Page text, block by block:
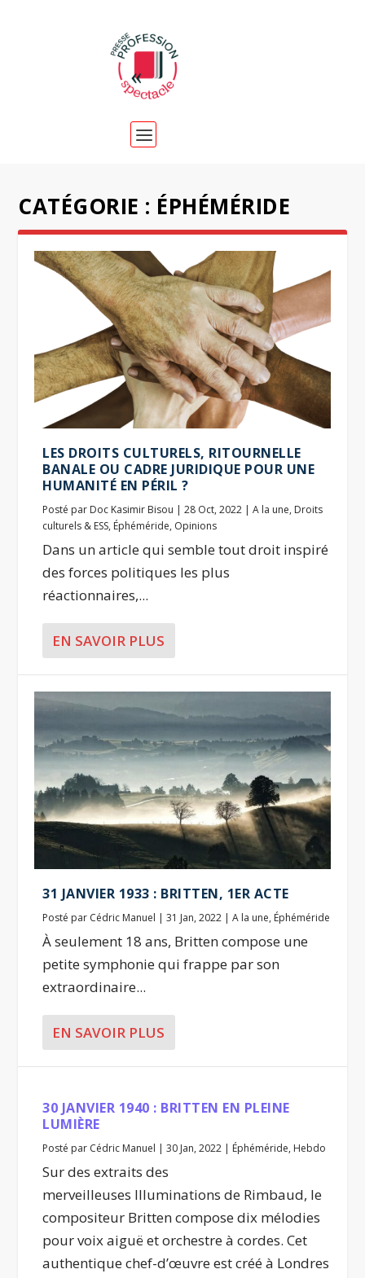
CATÉGORIE : ÉPHÉMÉRIDE
LES DROITS CULTURELS, RITOURNELLE
BANALE OU CADRE JURIDIQUE POUR UNE
HUMANITÉ EN PÉRIL ?
Posté par Doc Kasimir Bisou |28 Oct, 2022 |A la une, Droits
culturels & ESS, Éphéméride, Opinions
Dans un article qui semble tout droit inspiré
des forces politiques les plus
réactionnaires,...
EN SAVOIR PLUS
31 JANVIER 1933 : BRITTEN, 1ER ACTE
Posté par Cédric Manuel |31 Jan, 2022 |A la une, Éphéméride
À seulement 18 ans, Britten compose une
petite symphonie qui frappe par son
extraordinaire...
EN SAVOIR PLUS
30 JANVIER 1940 : BRITTEN EN PLEINE
LUMIÈRE
Posté par Cédric Manuel |30 Jan, 2022 | Éphéméride, Hebdo
Sur des extraits des
merveilleuses Illuminations de Rimbaud, le
compositeur Britten compose dix mélodies
pour voix aiguë et orchestre à cordes. Cet
authentique chef-d’œuvre est créé à Londres